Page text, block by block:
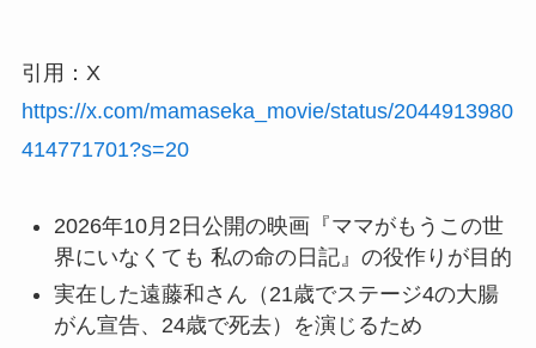
引用：X
https://x.com/mamaseka_movie/status/2044913980
414771701?s=20
2026年10月2日公開の映画『ママがもうこの世
界にいなくても 私の命の日記』の役作りが目的
実在した遠藤和さん（21歳でステージ4の大腸
がん宣告、24歳で死去）を演じるため